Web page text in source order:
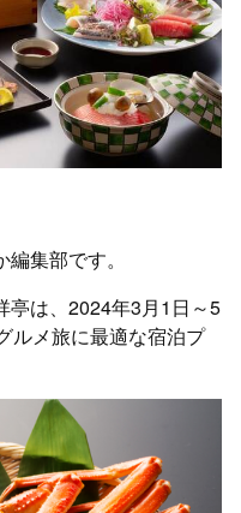
集部です。
亭は、2024年3月1日～5
ルメ旅に最適な宿泊プ